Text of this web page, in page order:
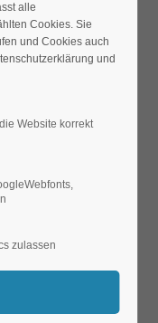
auf der
alle
Cookies. Sie
und Cookies auch
und
Website korrekt
zulassen